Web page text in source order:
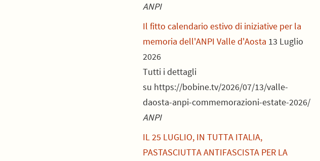
ANPI
Il fitto calendario estivo di iniziative per la
memoria dell'ANPI Valle d'Aosta 13 Luglio
2026
Tutti i dettagli
su https://bobine.tv/2026/07/13/valle-
daosta-anpi-commemorazioni-estate-2026/
ANPI
IL 25 LUGLIO, IN TUTTA ITALIA,
PASTASCIUTTA ANTIFASCISTA PER LA